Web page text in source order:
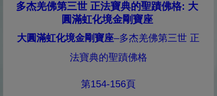
多杰羌佛第三世 正法寶典的聖蹟佛格: 大
圓滿虹化境金剛寶座
大圓滿虹化境金剛寶座–多杰羌佛第三世 正
法寶典的聖蹟佛格
第154-156頁